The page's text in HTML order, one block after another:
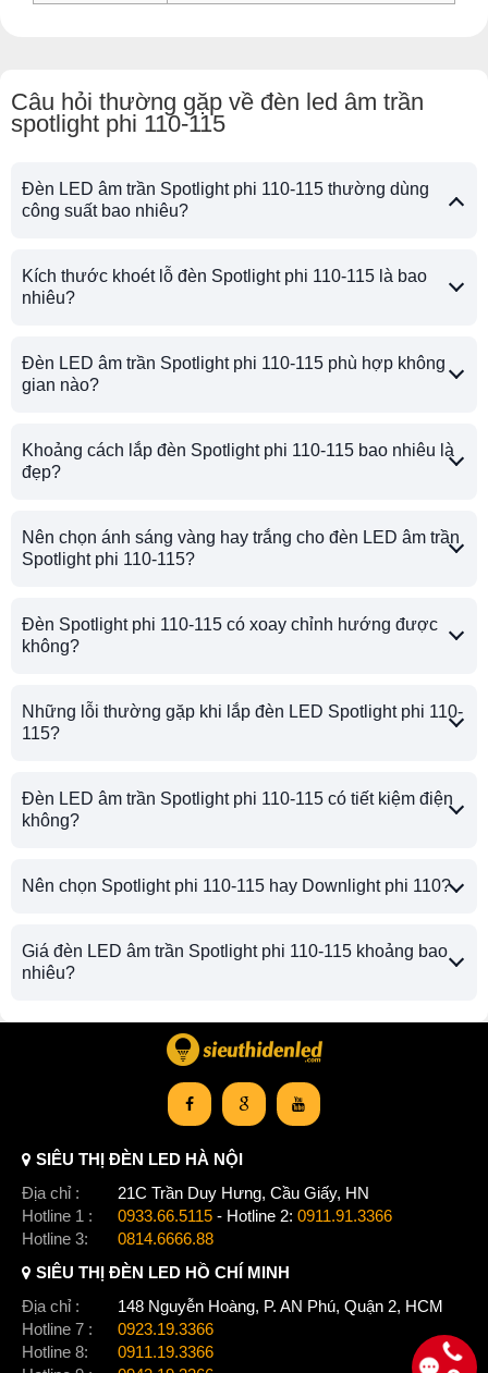
Câu hỏi thường gặp về đèn led âm trần
spotlight phi 110-115
Đèn LED âm trần Spotlight phi 110-115 thường dùng
công suất bao nhiêu?
Kích thước khoét lỗ đèn Spotlight phi 110-115 là bao
nhiêu?
Đèn LED âm trần Spotlight phi 110-115 phù hợp không
gian nào?
Khoảng cách lắp đèn Spotlight phi 110-115 bao nhiêu là
đẹp?
Nên chọn ánh sáng vàng hay trắng cho đèn LED âm trần
Spotlight phi 110-115?
Đèn Spotlight phi 110-115 có xoay chỉnh hướng được
không?
Những lỗi thường gặp khi lắp đèn LED Spotlight phi 110-
115?
Đèn LED âm trần Spotlight phi 110-115 có tiết kiệm điện
không?
Nên chọn Spotlight phi 110-115 hay Downlight phi 110?
Giá đèn LED âm trần Spotlight phi 110-115 khoảng bao
nhiêu?
SIÊU THỊ ĐÈN LED HÀ NỘI
Địa chỉ :
21C Trần Duy Hưng, Cầu Giấy, HN
Hotline 1 :
0933.66.5115 - Hotline 2: 0911.91.3366
Hotline 3:
0814.6666.88
SIÊU THỊ ĐÈN LED HỒ CHÍ MINH
Địa chỉ :
148 Nguyễn Hoàng, P. AN Phú, Quận 2, HCM
Hotline 7 :
0923.19.3366
Hotline 8:
0911.19.3366